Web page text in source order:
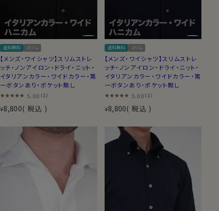
送料無料 スリム
【メンズ・ワイシャツ】スリムストレ
ッチ・ノンアイロン・ドライ・ニット・
イタリアンカラー・ワイドカラー・第
一ボタンあり・ポケット無し
5.00 （1）
¥8,800 税込
送料無料 スリム
【メンズ・ワイシャツ】スリムストレ
ッチ・ノンアイロン・ドライ・ニット・
イタリアンカラー・ワイドカラー・第
一ボタンあり・ポケット無し
5.00 （1）
¥8,800 税込